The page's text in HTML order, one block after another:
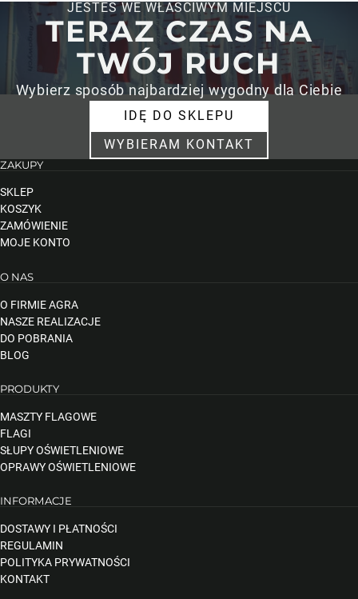
JESTEŚ WE WŁAŚCIWYM MIEJSCU
TERAZ CZAS NA
TWÓJ RUCH
Wybierz sposób najbardziej wygodny dla Ciebie
IDĘ DO SKLEPU
WYBIERAM KONTAKT
ZAKUPY
SKLEP
KOSZYK
ZAMÓWIENIE
MOJE KONTO
O NAS
O FIRMIE AGRA
NASZE REALIZACJE
DO POBRANIA
BLOG
PRODUKTY
MASZTY FLAGOWE
FLAGI
SŁUPY OŚWIETLENIOWE
OPRAWY OŚWIETLENIOWE
INFORMACJE
DOSTAWY I PŁATNOŚCI
REGULAMIN
POLITYKA PRYWATNOŚCI
KONTAKT